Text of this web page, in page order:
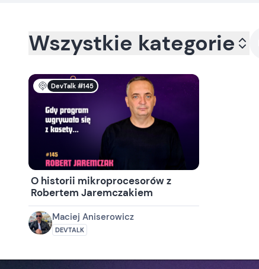
Kategoria: - Tag: historia-mikroprocesorow
Wszystkie kategorie
DevTalk #145
O historii mikroprocesorów z
Robertem Jaremczakiem
Maciej Aniserowicz
DEVTALK